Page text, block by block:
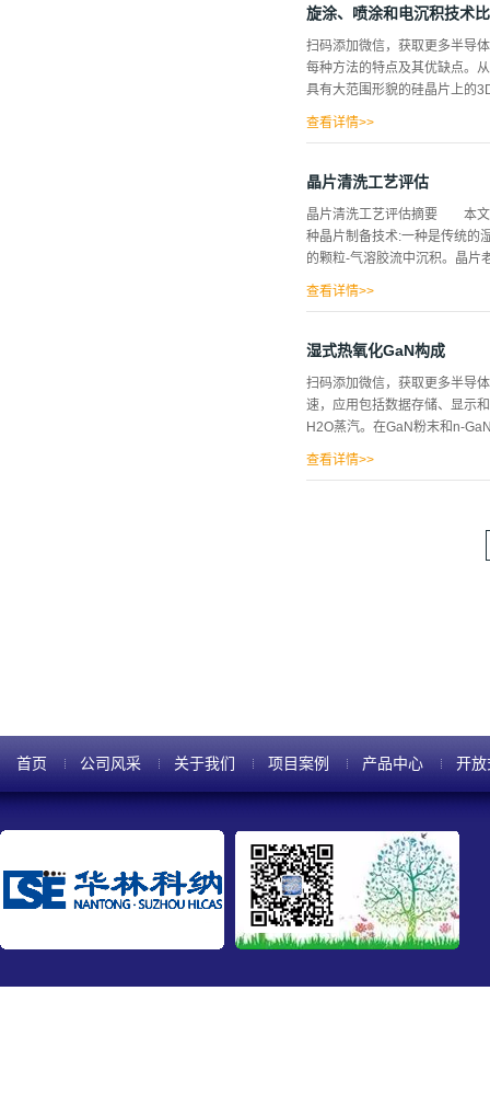
薄膜和~2。通过横向外延过度
2 图3 讨论 为了进一步了解光
单的蚀刻。2.2 M氢氧化钾中
之间...
旋涂、喷涂和电沉积技术
扫码添加微信，获取更多半导
每种方法的特点及其优缺点。
具有大范围形貌的硅晶片上的
平板晶片。旋涂 光刻胶旋涂
流动造成物理阻碍，阻止完全
骤后受损结构的光学图像喷涂
波喷嘴，其产生微米大小的液
查看详情>>
晶片清洗工艺评估
晶片清洗工艺评估摘要 本文
种晶片制备技术:一种是传统的
的颗粒-气溶胶流中沉积。晶片
粒。干法沉积工艺的低老化特
64和41纳米的颗粒。清洗过程
颗粒的溶液中和暴露在含有湿
还没有很好地建立起来。这些
查看详情>>
湿式热氧化GaN构成
扫码添加微信，获取更多半导
速，应用包括数据存储、显示
H2O蒸汽。在GaN粉末和n-
镓界面是不规则的，对于器
查看详情>>
首页 公司风采 关于我们 项目案例 产品中心 开放